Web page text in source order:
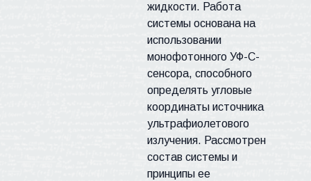
жидкости. Работа
системы основана на
использовании
монофотонного УФ-С-
сенсора, способного
определять угловые
координаты источника
ультрафиолетового
излучения. Рассмотрен
состав системы и
принципы ее